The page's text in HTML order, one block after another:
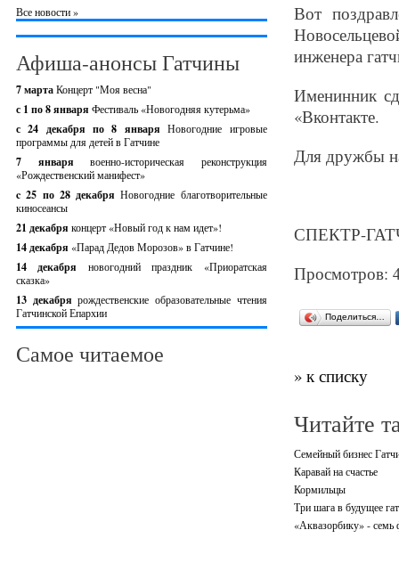
Все новости »
Афиша-анонсы Гатчины
7 мартаКонцерт "Моя весна"
с 1 по 8 января Фестиваль «Новогодняя кутерьма»
с 24 декабря по 8 январяНовогодние игровые
программы для детей в Гатчине
7 январявоенно-историческая реконструкция
«Рождественский манифест»
c 25 по 28 декабряНовогодние благотворительные
киносеансы
21 декабря концерт «Новый год к нам идет»!
14 декабря «Парад Дедов Морозов» в Гатчине!
14 декабря новогодний праздник «Приоратская
сказка»
13 декабрярождественские образовательные чтения
Гатчинской Епархии
Самое читаемое
Вот
инженера
Именинник
«Вконтакте.
Для дружбы
СПЕКТР-
Просмотров:
Поделиться…
» к списку
Читайте
Семейный бизнес
Каравай на счастье
Кормильцы
Три шага в будущее
«Аквазорбику» - семь